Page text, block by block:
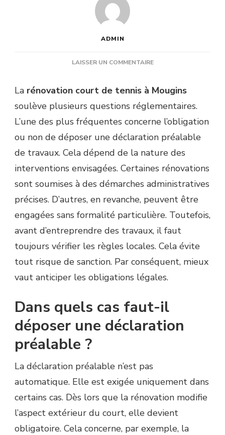
ADMIN
LAISSER UN COMMENTAIRESUR
NÉCESSAIRE
DE
UNE
DÉCLARATION
POUR
UNE
COURT
DE
TENNIS
À
MOUGINS
La rénovation court de tennis à Mougins
soulève plusieurs questions réglementaires.
L’une des plus fréquentes concerne l’obligation
ou non de déposer une déclaration préalable
de travaux. Cela dépend de la nature des
interventions envisagées. Certaines rénovations
sont soumises à des démarches administratives
précises. D’autres, en revanche, peuvent être
engagées sans formalité particulière. Toutefois,
avant d’entreprendre des travaux, il faut
toujours vérifier les règles locales. Cela évite
tout risque de sanction. Par conséquent, mieux
vaut anticiper les obligations légales.
Dans quels cas faut-il
déposer une déclaration
préalable ?
La déclaration préalable n’est pas
automatique. Elle est exigée uniquement dans
certains cas. Dès lors que la rénovation modifie
l’aspect extérieur du court, elle devient
obligatoire. Cela concerne, par exemple, la